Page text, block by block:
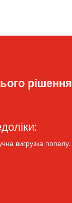
рішення
вигрузка попелу.